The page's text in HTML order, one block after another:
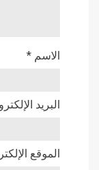
الاسم *
البريد
الموقع